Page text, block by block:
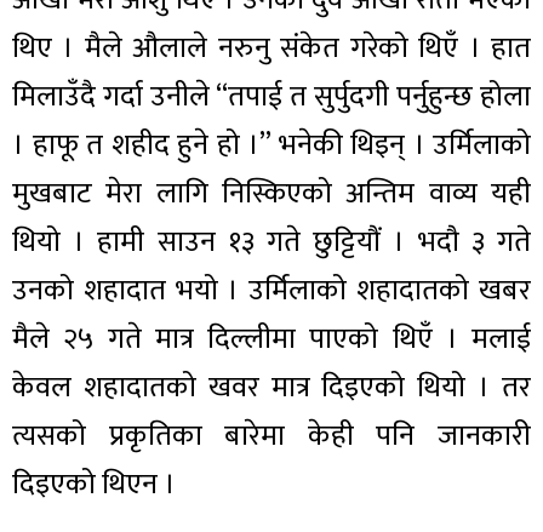
थिए । मैले औलाले नरुनु संकेत गरेको थिएँ । हात
मिलाउँदै गर्दा उनीले “तपाई त सुर्पुदगी पर्नुहुन्छ होला
। हाफू त शहीद हुने हो ।” भनेकी थिइन् । उर्मिलाको
मुखबाट मेरा लागि निस्किएको अन्तिम वाव्य यही
थियो । हामी साउन १३ गते छुट्टियौं । भदौ ३ गते
उनको शहादात भयो । उर्मिलाको शहादातको खबर
मैले २५ गते मात्र दिल्लीमा पाएको थिएँ । मलाई
केवल शहादातको खवर मात्र दिइएको थियो । तर
त्यसको प्रकृतिका बारेमा केही पनि जानकारी
दिइएको थिएन ।